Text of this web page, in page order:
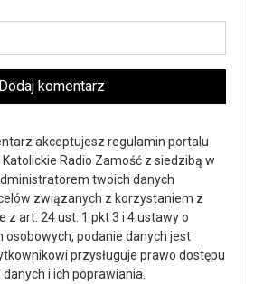
Dodaj komentarz
akceptujesz regulamin portalu
Radio Zamość z siedzibą w
twoich danych
związanych z korzystaniem z
z art. 24 ust. 1 pkt 3 i 4 ustawy o
osobowych, podanie danych jest
przysługuje prawo dostępu
i ich poprawiania.